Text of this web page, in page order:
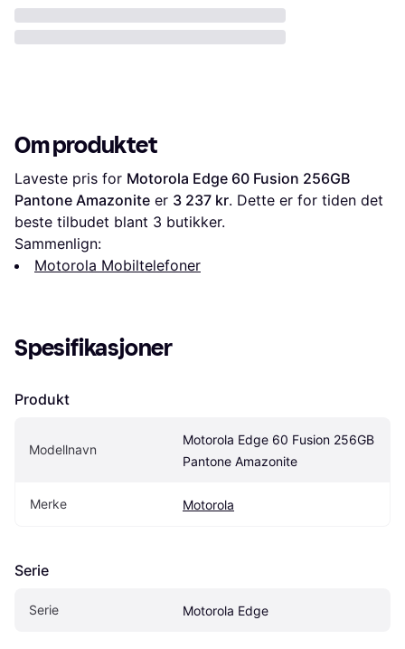
Om produktet
Laveste pris for Motorola Edge 60 Fusion 256GB
Pantone Amazonite er 3 237 kr. Dette er for tiden det
beste tilbudet blant 3 butikker.
Sammenlign:
Motorola Mobiltelefoner
Spesifikasjoner
Produkt
Modellnavn
Motorola Edge 60 Fusion 256GB
Pantone Amazonite
Merke Motorola
Serie
Serie Motorola Edge